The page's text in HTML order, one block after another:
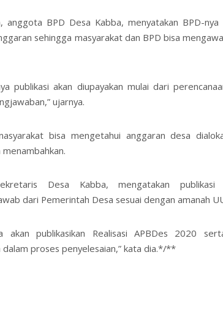
anggota BPD Desa Kabba, menyatakan BPD-
sehingga masyarakat dan BPD bisa
publikasi akan diupayakan mulai dari
ujarnya.
bisa mengetahui anggaran desa
menambahkan.
Desa Kabba, mengatakan publikasi
dari Pemerintah Desa sesuai dengan amanah
akan publikasikan Realisasi APBDes 2020
proses penyelesaian,” kata dia.*/**